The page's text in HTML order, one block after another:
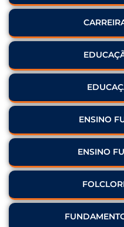
ENSINO
ENSINO